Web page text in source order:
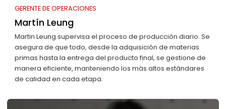
GERENTE DE OPERACIONES
Martín Leung
Martin Leung supervisa el proceso de producción diario. Se
asegura de que todo, desde la adquisición de materias
primas hasta la entrega del producto final, se gestione de
manera eficiente, manteniendo los más altos estándares
de calidad en cada etapa.